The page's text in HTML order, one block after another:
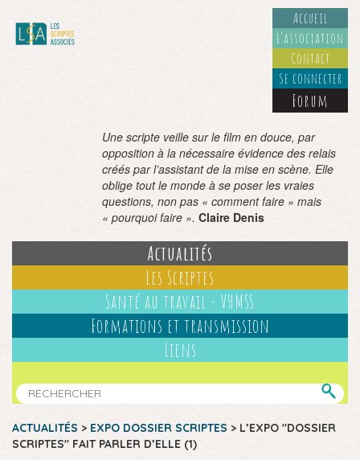
Accueil
L’association
Contact
Se connecter
Forum
Une scripte veille sur le film en douce, par
opposition à la nécessaire évidence des relais
créés par l’assistant de la mise en scène. Elle
oblige tout le monde à se poser les vraies
questions, non pas « comment faire » mais
« pourquoi faire ». Claire Denis
Actualités
Les Scriptes
Santé au travail - VHMSS
Formations et transmission
Liens
ACTUALITÉS > EXPO DOSSIER SCRIPTES > L’EXPO "DOSSIER
SCRIPTES" FAIT PARLER D’ELLE (1)